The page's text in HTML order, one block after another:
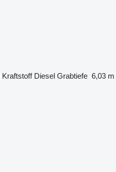
Kraftstoff Diesel Grabtiefe 6,03 m